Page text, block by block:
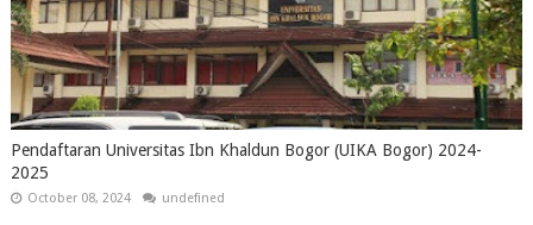
Pendaftaran Universitas Ibn Khaldun Bogor (UIKA Bogor) 2024-
2025
October 08, 2024 undefined